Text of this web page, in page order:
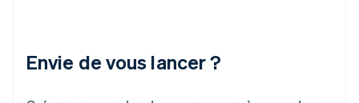
Envie de vous lancer ?
Deutsch English